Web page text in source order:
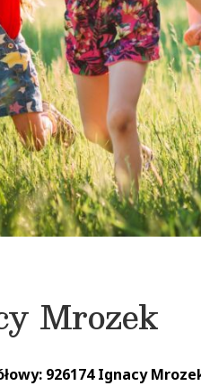
Mrozek
926174 Ignacy